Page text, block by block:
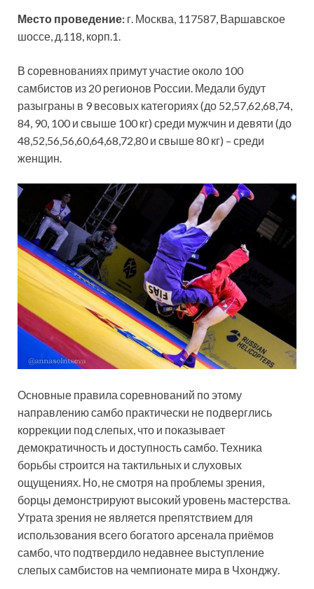
Место проведение: г. Москва, 117587, Варшавское
шоссе, д.118, корп.1.
В соревнованиях примут участие около 100
самбистов из 20 регионов России. Медали будут
разыграны в 9 весовых категориях (до 52,57,62,68,74,
84, 90, 100 и свыше 100 кг) среди мужчин и девяти (до
48,52,56,56,60,64,68,72,80 и свыше 80 кг) – среди
женщин.
Основные правила соревнований по этому
направлению самбо практически не подверглись
коррекции под слепых, что и показывает
демократичность и доступность самбо. Техника
борьбы строится на тактильных и слуховых
ощущениях. Но, не смотря на проблемы зрения,
борцы демонстрируют высокий уровень мастерства.
Утрата зрения не является препятствием для
использования всего богатого арсенала приёмов
самбо, что подтвердило недавнее выступление
слепых самбистов на чемпионате мира в Чхонджу.